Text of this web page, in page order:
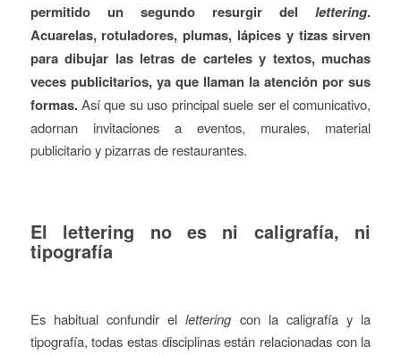
permitido un segundo resurgir dellettering.
Acuarelas, rotuladores, plumas, lápices y tizas sirven
para dibujar las letras de carteles y textos, muchas
veces publicitarios, ya que llaman la atención por sus
formas.Así que su uso principal suele ser el comunicativo,
adornan invitaciones a eventos, murales, material
publicitario y pizarras de restaurantes.
El lettering no es ni caligrafía, ni
tipografía
Es habitual confundir ellettering con la caligrafía y la
tipografía, todas estas disciplinas están relacionadas con la